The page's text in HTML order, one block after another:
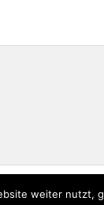
weiter